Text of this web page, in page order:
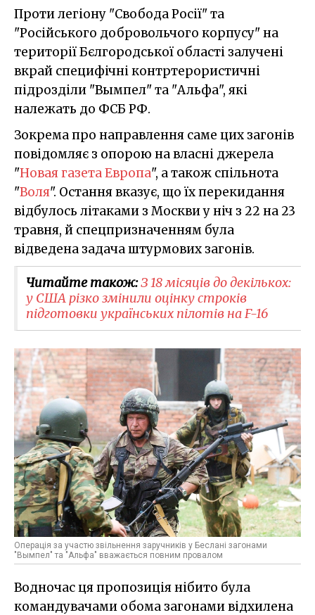
Проти легіону "Свобода Росії" та
"Російського добровольчого корпусу" на
території Бєлгородської області залучені
вкрай специфічні контртерористичні
підрозділи "Вымпел" та "Альфа", які
належать до ФСБ РФ.
Зокрема про направлення саме цих загонів
повідомляє з опорою на власні джерела
"Новая газета Европа", а також спільнота
"Воля". Остання вказує, що їх перекидання
відбулось літаками з Москви у ніч з 22 на 23
травня, й спецпризначенням була
відведена задача штурмових загонів.
Читайте також:З 18 місяців до декількох:
у США різко змінили оцінку строків
підготовки українських пілотів на F-16
Операція за участю звільнення заручників у Беслані загонами
"Вымпел" та "Альфа" вважається повним провалом
Водночас ця пропозиція нібито була
командувачами обома загонами відхилена